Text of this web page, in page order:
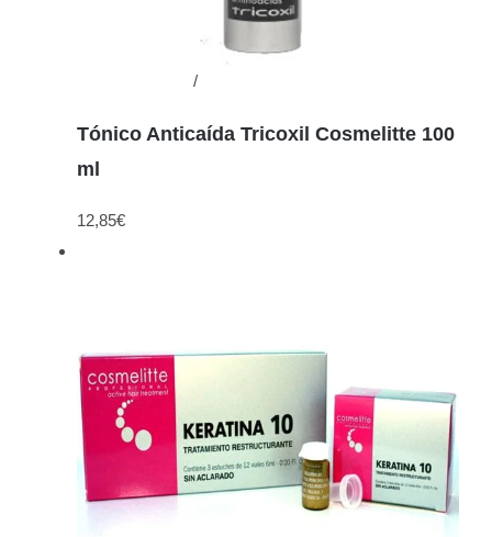
/
Tónico Anticaída Tricoxil Cosmelitte 100
ml
12,85€